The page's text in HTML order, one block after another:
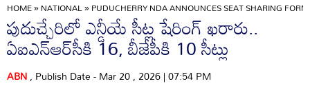
HOME»NATIONAL»PUDUCHERRY NDA ANNOUNCES SEAT SHARING
పుదుచ్చేరిలో ఎన్డీయే సీట్ల షేరింగ్ ఖరారు..
ఏఐఎన్‌ఆర్‌సీకి 16, బీజేపీకి 10 సీట్లు
ABN, Publish Date - Mar 20 , 2026 | 07:54 PM